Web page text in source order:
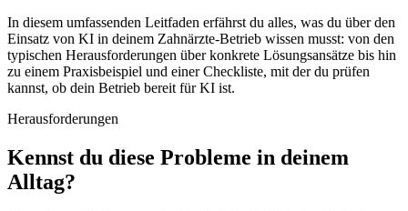
In diesem umfassenden Leitfaden erfährst du alles, was du über den
Einsatz von KI in deinem Zahnärzte-Betrieb wissen musst: von den
typischen Herausforderungen über konkrete Lösungsansätze bis hin
zu einem Praxisbeispiel und einer Checkliste, mit der du prüfen
kannst, ob dein Betrieb bereit für KI ist.
Herausforderungen
Kennst du diese Probleme in deinem
Alltag?